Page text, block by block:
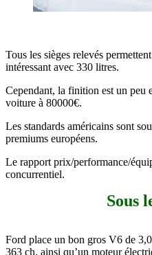
Tous les sièges relevés
intéressant avec 330 litres.
Cependant, la finition est un peu
voiture à 80000€.
Les standards américains sont
premiums européens.
Le rapport prix/performance/
concurrentiel.
Sous
Ford place un bon gros V6 de
363 ch. ainsi qu’un moteur